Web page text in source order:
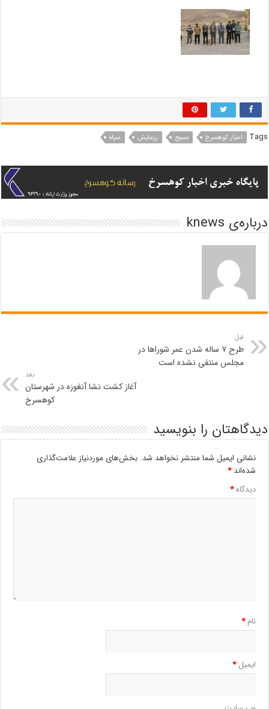
Tags اخبار کوهسرخ بسیج رزمایش سپاه
درباره‌ی knews
قبل
طرح ٧ ساله شدن عمر شوراها در
مجلس منتفی نشده است
بعد
آغاز کشت نشا آنغوزه در شهرستان
کوهسرخ
دیدگاهتان را بنویسید
نشانی ایمیل شما منتشر نخواهد شد. بخش‌های موردنیاز علامت‌گذاری
شده‌اند*
دیدگاه*
نام*
ایمیل*